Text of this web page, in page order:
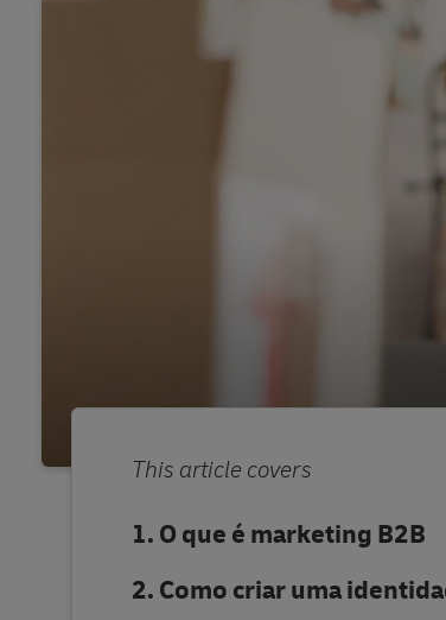
This article covers
O que é marketing B2B
Como criar uma